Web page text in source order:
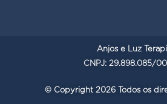
o
k
a
m
Anjos e Luz
CNPJ: 29.898.085/
© Copyright 2026 Todos os